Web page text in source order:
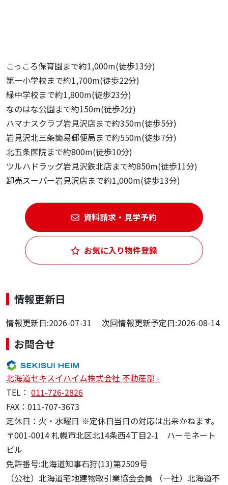
こっころ保育園まで約1,000m(徒歩13分)
第一小学校まで約1,700m(徒歩22分)
緑中学校まで約1,800m(徒歩23分)
なのはな公園まで約150m(徒歩2分)
ハマナスクラブ岩見沢店まで約350m(徒歩5分)
岩見沢北三条簡易郵便局まで約550m(徒歩7分)
北五条医院まで約800m(徒歩10分)
ツルハドラッグ岩見沢鉄北店まで約850m(徒歩11分)
卸売スーパー岩見沢店まで約1,000m(徒歩13分)
資料請求・見学予約
お気に入り物件登録
情報更新日
情報更新日:2026-07-31 次回情報更新予定日:2026-08-14
お問合せ
北海道セキスイハイム株式会社 不動産部 -
TEL： 011-726-2826
FAX：011-707-3673
定休日：火・水曜日 ※定休日当日の対応は出来かねます。
〒001-0014 札幌市北区北14条西4丁目2-1 ハーモネート
ビル
免許番号:北海道知事石狩(13)第2509号
（公社）北海道宅地建物取引業協会会員 （一社）北海道不